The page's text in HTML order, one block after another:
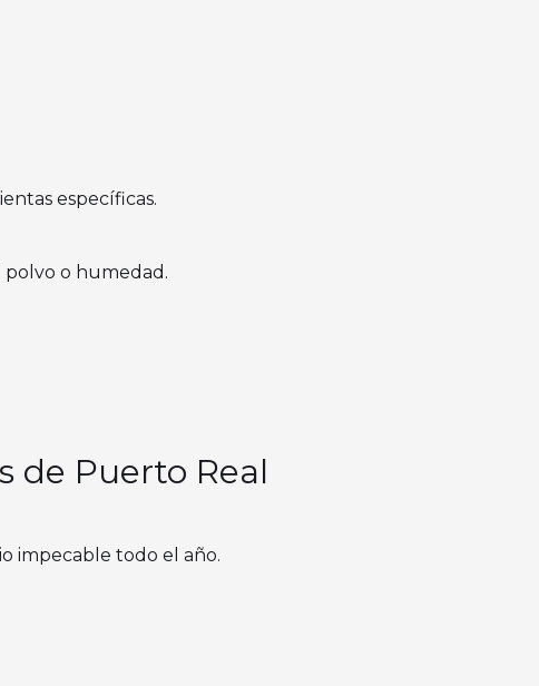
específicas.
polvo o humedad.
de Puerto Real
impecable todo el año.